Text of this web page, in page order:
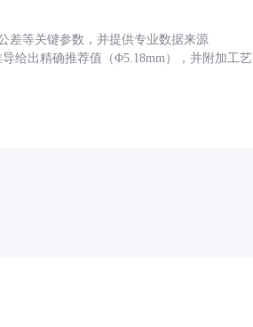
差等关键参数，并提供专业数据来源
给出精确推荐值（Φ5.18mm），并附加工艺